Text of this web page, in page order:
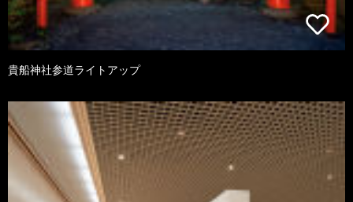
貴船神社参道ライトアップ